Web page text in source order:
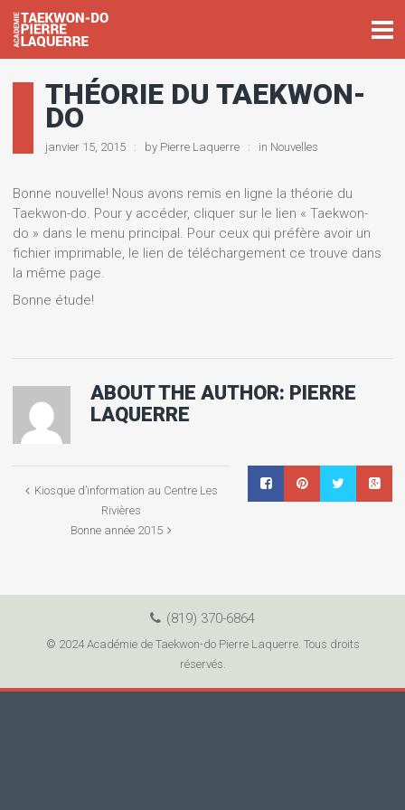
THÉORIE DU TAEKWON-
DO
janvier 15, 2015 by Pierre Laquerre in Nouvelles
Bonne nouvelle! Nous avons remis en ligne la théorie du
Taekwon-do. Pour y accéder, cliquer sur le lien « Taekwon-
do » dans le menu principal. Pour ceux qui préfère avoir un
fichier imprimable, le lien de téléchargement ce trouve dans
la même page.
Bonne étude!
ABOUT THE AUTHOR: PIERRE
LAQUERRE
Kiosque d’information au Centre Les
Rivières
Bonne année 2015
(819) 370-6864
© 2024 Académie de Taekwon-do Pierre Laquerre. Tous droits
réservés.